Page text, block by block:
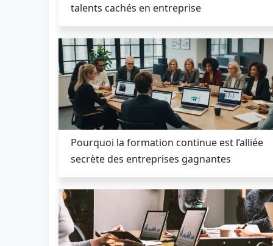
talents cachés en entreprise
Pourquoi la formation continue est l’alliée
secrète des entreprises gagnantes